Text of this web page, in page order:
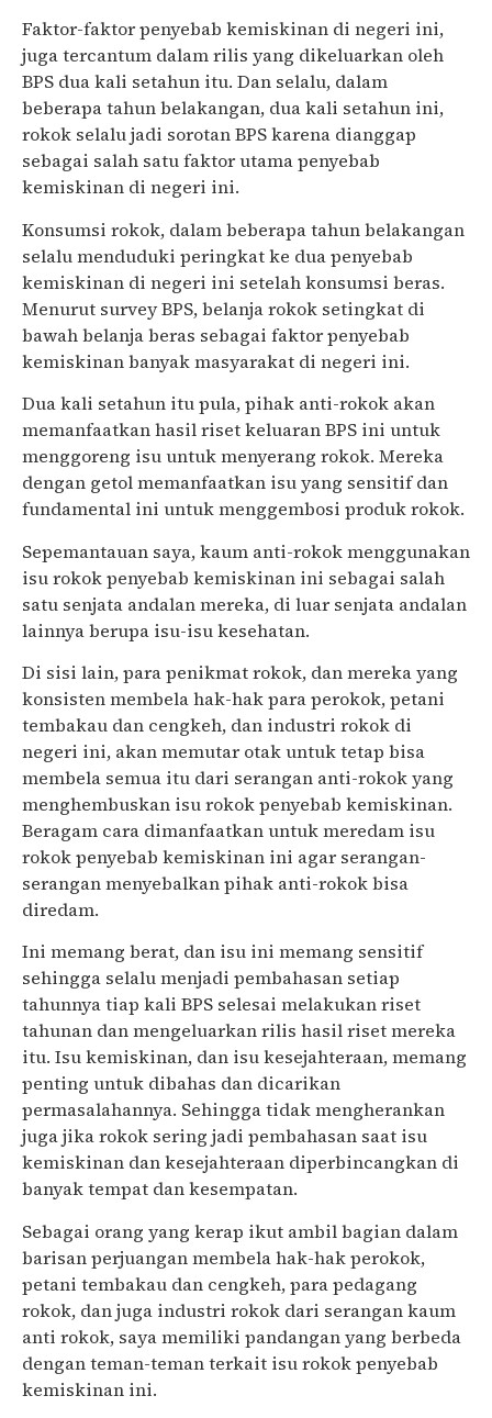
Faktor-faktor penyebab kemiskinan di negeri ini,
juga tercantum dalam rilis yang dikeluarkan oleh
BPS dua kali setahun itu. Dan selalu, dalam
beberapa tahun belakangan, dua kali setahun ini,
rokok selalu jadi sorotan BPS karena dianggap
sebagai salah satu faktor utama penyebab
kemiskinan di negeri ini.
Konsumsi rokok, dalam beberapa tahun belakangan
selalu menduduki peringkat ke dua penyebab
kemiskinan di negeri ini setelah konsumsi beras.
Menurut survey BPS, belanja rokok setingkat di
bawah belanja beras sebagai faktor penyebab
kemiskinan banyak masyarakat di negeri ini.
Dua kali setahun itu pula, pihak anti-rokok akan
memanfaatkan hasil riset keluaran BPS ini untuk
menggoreng isu untuk menyerang rokok. Mereka
dengan getol memanfaatkan isu yang sensitif dan
fundamental ini untuk menggembosi produk rokok.
Sepemantauan saya, kaum anti-rokok menggunakan
isu rokok penyebab kemiskinan ini sebagai salah
satu senjata andalan mereka, di luar senjata andalan
lainnya berupa isu-isu kesehatan.
Di sisi lain, para penikmat rokok, dan mereka yang
konsisten membela hak-hak para perokok, petani
tembakau dan cengkeh, dan industri rokok di
negeri ini, akan memutar otak untuk tetap bisa
membela semua itu dari serangan anti-rokok yang
menghembuskan isu rokok penyebab kemiskinan.
Beragam cara dimanfaatkan untuk meredam isu
rokok penyebab kemiskinan ini agar serangan-
serangan menyebalkan pihak anti-rokok bisa
diredam.
Ini memang berat, dan isu ini memang sensitif
sehingga selalu menjadi pembahasan setiap
tahunnya tiap kali BPS selesai melakukan riset
tahunan dan mengeluarkan rilis hasil riset mereka
itu. Isu kemiskinan, dan isu kesejahteraan, memang
penting untuk dibahas dan dicarikan
permasalahannya. Sehingga tidak mengherankan
juga jika rokok sering jadi pembahasan saat isu
kemiskinan dan kesejahteraan diperbincangkan di
banyak tempat dan kesempatan.
Sebagai orang yang kerap ikut ambil bagian dalam
barisan perjuangan membela hak-hak perokok,
petani tembakau dan cengkeh, para pedagang
rokok, dan juga industri rokok dari serangan kaum
anti rokok, saya memiliki pandangan yang berbeda
dengan teman-teman terkait isu rokok penyebab
kemiskinan ini.